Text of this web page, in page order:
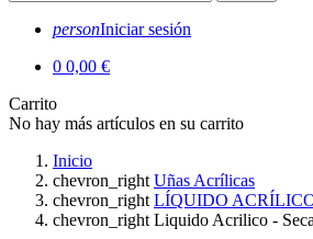
personIniciar sesión
0 0,00 €
Carrito
No hay más artículos en su carrito
Inicio
chevron_right Uñas Acrílicas
chevron_right LÍQUIDO
chevron_right Liquido Acrilico -